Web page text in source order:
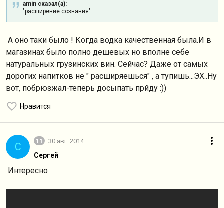
amin сказал(а):
"расширение сознания"
А оно таки было ! Когда водка качественная была.И в
магазинах было полно дешевых но вполне себе
натуральных грузинских вин. Сейчас? Даже от самых
дорогих напитков не " расширяешься" , а тупишь...ЭХ..Ну
вот, побрюзжал-теперь досыпать прйду :))
Нравится
С 11 30 авг. 2014
Сергей
Интересно